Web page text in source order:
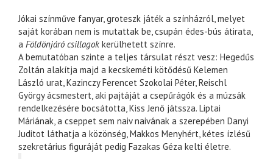
Jókai színműve fanyar, groteszk játék a színházról, melyet
saját korában nem is mutattak be, csupán édes-bús átirata,
a Földönjáró csillagok kerülhetett színre.
A bemutatóban szinte a teljes társulat részt vesz: Hegedűs
Zoltán alakítja majd a kecskeméti kötődésű Kelemen
László urat, Kazinczy Ferencet Szokolai Péter, Reischl
György ácsmestert, aki pajtáját a csepűrágók és a múzsák
rendelkezésére bocsátotta, Kiss Jenő játssza. Liptai
Máriának, a cseppet sem naiv naivának a szerepében Danyi
Juditot láthatja a közönség, Makkos Menyhért, kétes ízlésű
szekretárius figuráját pedig Fazakas Géza kelti életre.